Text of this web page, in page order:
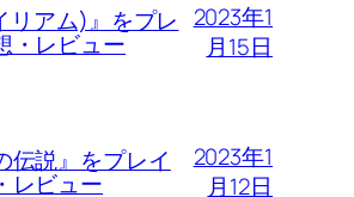
リアム)』をプレ
・レビュー
2023年1
月15日
伝説』をプレイ
レビュー
2023年1
月12日